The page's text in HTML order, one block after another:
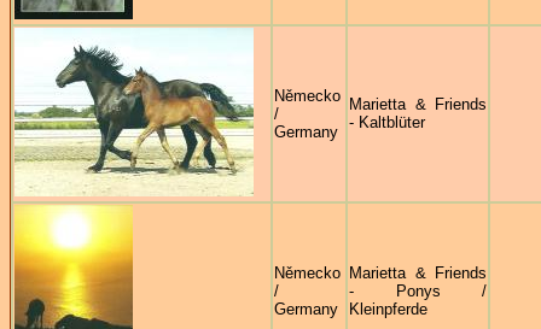
Německo
/
Germany
Marietta & Friends
- Kaltblüter
Německo
/
Germany
Marietta & Friends
- Ponys /
Kleinpferde